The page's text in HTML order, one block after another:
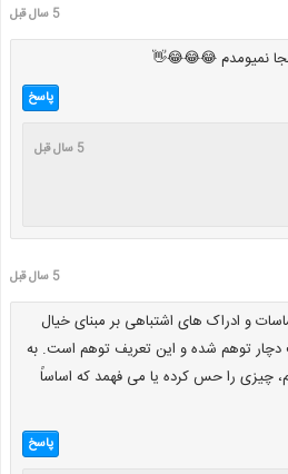
5 سال قبل
نمیومدم 😂😂😂👋
پاسخ
5 سال قبل
5 سال قبل
و ادراک های اشتباهی بر مبنای خیال
دچار توهم شده و این تعریف توهم است. به
چیزی را حس کرده یا می فهمد که اساساً
پاسخ